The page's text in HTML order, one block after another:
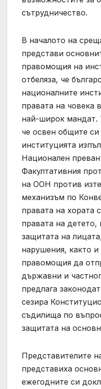
сътрудничество.
В началото на
представи
правомощия на
отбеляза, че
националните
правата на човека
най-широк мандат.
че освен общите
институцията
Национален
Факултативния
на ООН против
механизъм по
правата на хората
правата на
защитата на
нарушения, както и
правомощия да
държавни и
предлага
сезира
съдилища по
защитата на
Представителите
представиха
ежегодните си